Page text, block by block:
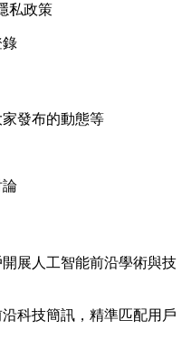
私政策
錄
發布的動態等
論
展人工智能前沿學術與技
科技簡訊，精準匹配用戶